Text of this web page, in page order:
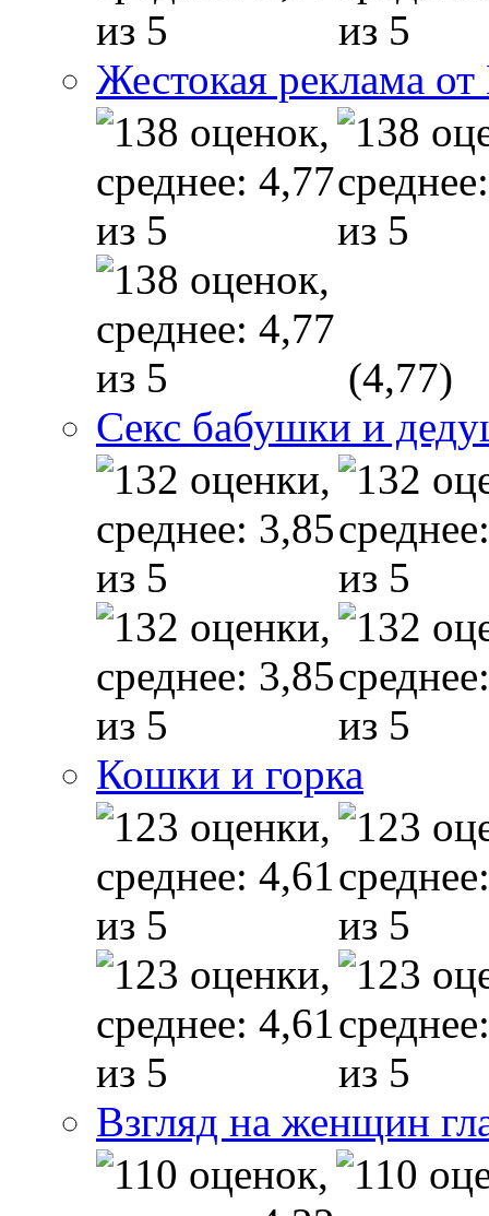
Жестокая реклама
(4,77)
Секс бабушки и
Кошки и горка
Взгляд на женщин